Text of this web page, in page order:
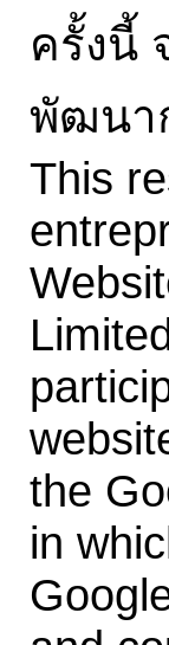
ครั้งนี้
พัฒนา
This
the
in